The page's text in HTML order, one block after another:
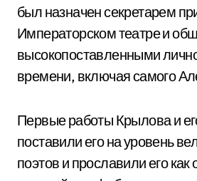
был назначен секретарем
Императорском театре и
высокопоставленными
времени, включая самого
Первые работы Крылова и
поставили его на уровень
поэтов и прославили его как